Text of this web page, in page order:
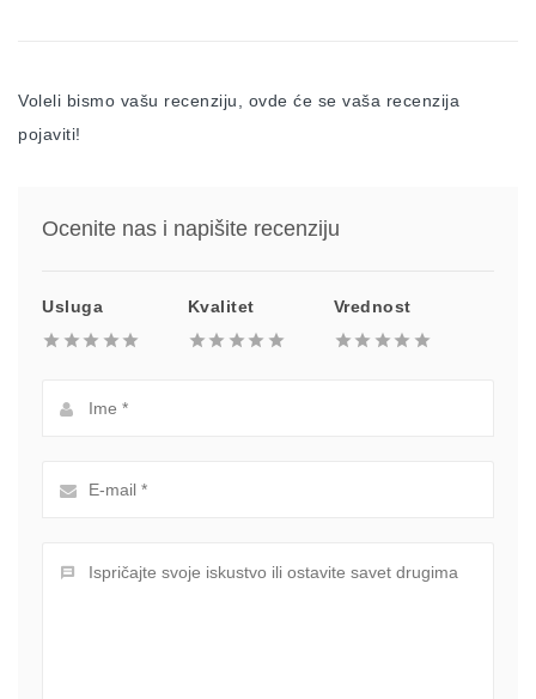
Voleli bismo vašu recenziju, ovde će se vaša recenzija
pojaviti!
Ocenite nas i napišite recenziju
Usluga Kvalitet Vrednost